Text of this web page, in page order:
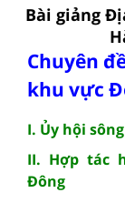
Bài giảng
Chuyên
khu vực
I. Ủy hội
II. Hợp tác
Đông